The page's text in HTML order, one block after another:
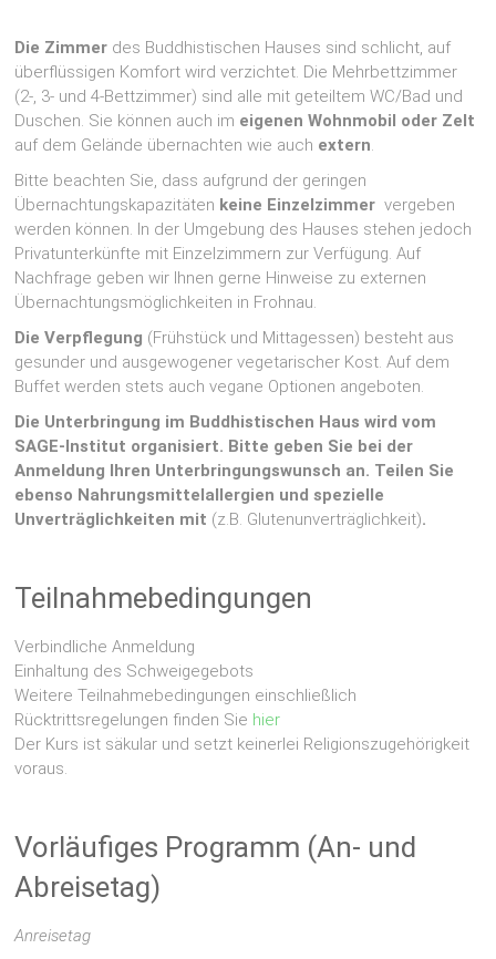
Die Zimmer des Buddhistischen Hauses sind schlicht, auf
überflüssigen Komfort wird verzichtet. Die Mehrbettzimmer
(2-, 3- und 4-Bettzimmer) sind alle mit geteiltem WC/Bad und
Duschen. Sie können auch im eigenen Wohnmobil oder Zelt
auf dem Gelände übernachten wie auch extern
Bitte beachten Sie, dass aufgrund der geringen
Übernachtungskapazitäten keine Einzelzimmer vergeben
werden können. In der Umgebung des Hauses stehen jedoch
Privatunterkünfte mit Einzelzimmern zur Verfügung. Auf
Nachfrage geben wir Ihnen gerne Hinweise zu externen
Übernachtungsmöglichkeiten in Frohnau.
Die Verpflegung (Frühstück und Mittagessen) besteht aus
gesunder und ausgewogener vegetarischer Kost. Auf dem
Buffet werden stets auch vegane Optionen angeboten.
Die Unterbringung im Buddhistischen Haus wird vom
SAGE-Institut organisiert. Bitte geben Sie bei der
Anmeldung Ihren Unterbringungswunsch an. Teilen Sie
ebenso Nahrungsmittelallergien und spezielle
Unverträglichkeiten mit (z.B. Glutenunverträglichkeit).
Teilnahmebedingungen
Verbindliche Anmeldung
Einhaltung des Schweigegebots
Weitere Teilnahmebedingungen einschließlich
Rücktrittsregelungen finden Sie hier
Der Kurs ist säkular und setzt keinerlei Religionszugehörigkeit
voraus.
Vorläufiges Programm (An- und
Abreisetag)
Anreisetag